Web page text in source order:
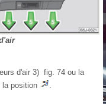
d'air 3) fig. 74 ou la
la position
.